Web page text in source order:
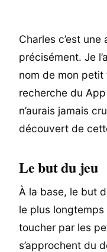
Charles c’est
précisément. Je
nom de mon
recherche du
n’aurais jamais
découvert de
Le but du jeu
À la base, le but
le plus
toucher par les
s’approchent du